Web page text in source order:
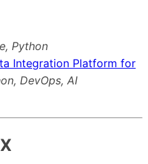
Python
Integration Platform for
DevOps, AI